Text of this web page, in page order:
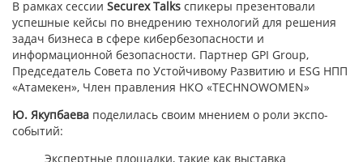
В рамках сессии Securex Talks спикеры презентовали
успешные кейсы по внедрению технологий для решения
задач бизнеса в сфере кибербезопасности и
информационной безопасности. Партнер GPI Group,
Председатель Совета по Устойчивому Развитию и ESG НПП
«Атамекен», Член правления НКО «TECHNOWOMEN»
Ю. Якупбаева поделилась своим мнением о роли экспо-
событий:
Экспертные площадки, такие как выставка